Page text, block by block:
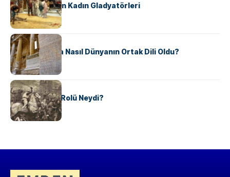
Antik Roma’nın Kadın Gladyatörleri
KÜLTÜR
Antik Yunanca Nasıl Dünyanın Ortak Dili Oldu?
KÜLTÜR
Valdensler’in Rolü Neydi?